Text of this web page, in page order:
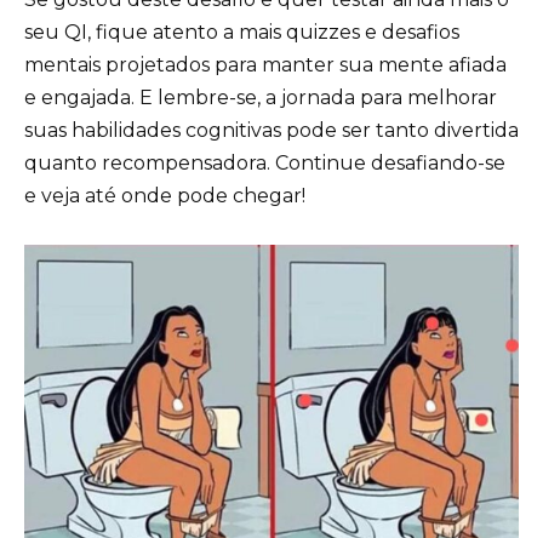
seu QI, fique atento a mais quizzes e desafios
mentais projetados para manter sua mente afiada
e engajada. E lembre-se, a jornada para melhorar
suas habilidades cognitivas pode ser tanto divertida
quanto recompensadora. Continue desafiando-se
e veja até onde pode chegar!